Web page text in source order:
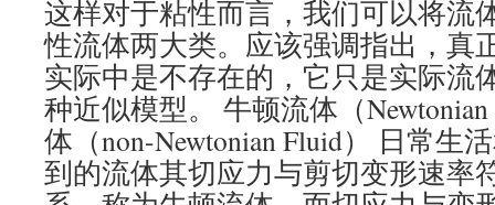
这样对于粘性而言，我们可以将流
性流体两大类。应该强调指出，真
实际中是不存在的，它只是实际流
种近似模型。 牛顿流体（
体（non-Newtonian Fluid） 日常生
到的流体其切应力与剪切变形速率